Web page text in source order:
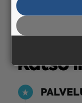
Katso